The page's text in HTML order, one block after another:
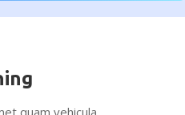
quam vehicula